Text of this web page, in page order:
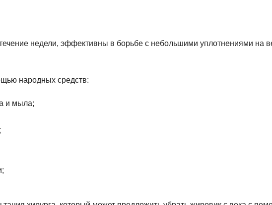
недели, эффективны в борьбе с небольшими уплотнениями на
народных средств:
и мыла;